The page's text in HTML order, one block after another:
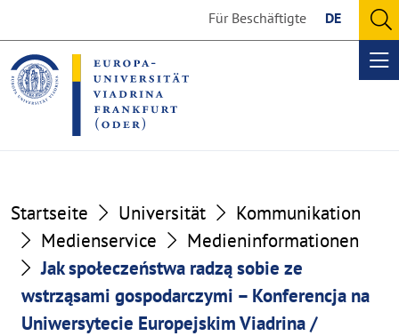
the
content
section
the
footer
section
Für Beschäftigte DE
Startseite Universität
Kommunikation
Medienservice
Medieninformationen
Jak społeczeństwa radzą sobie ze
wstrząsami gospodarczymi – Konferencja na
Uniwersytecie Europejskim Viadrina /